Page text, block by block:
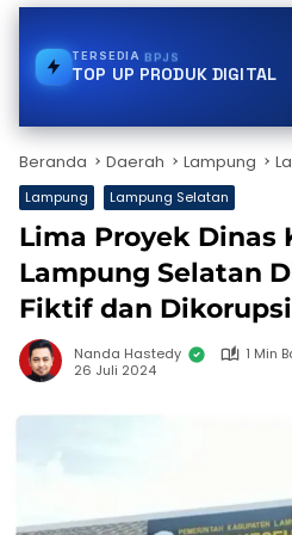
TERSEDIAPAKET DATA
TOP UP PRODUK DIGITAL
Beranda Daerah Lampung
Lampung Lampung Selatan
Lima Proyek Dinas
Lampung Selatan
Fiktif dan Dikorupsi
Nanda Hastedy
1 Min
26 Juli 2024